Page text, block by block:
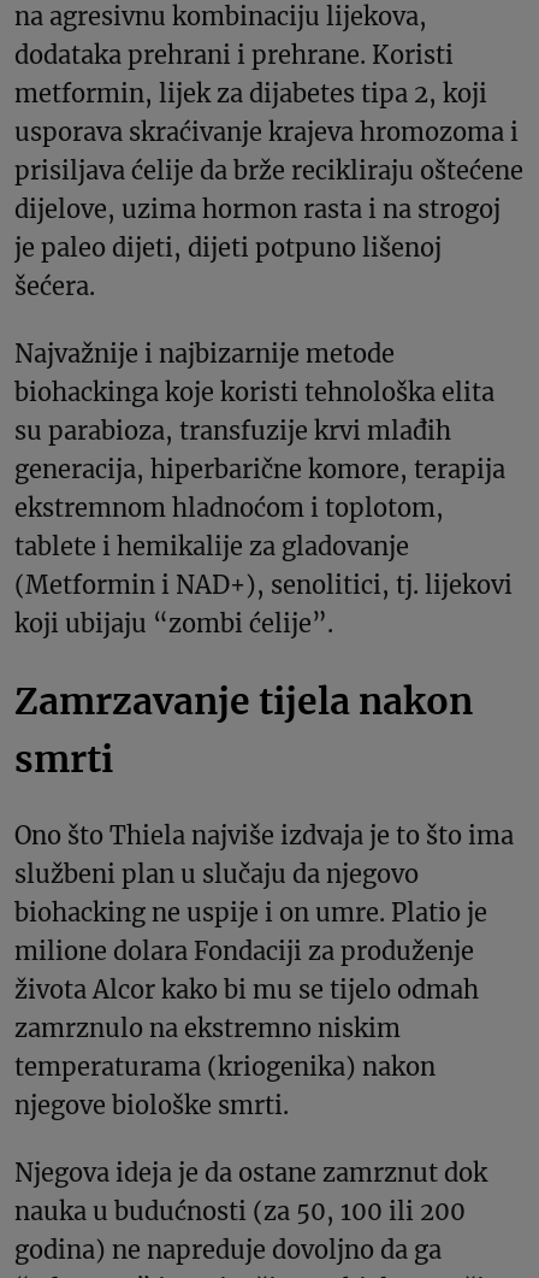
na agresivnu kombinaciju lijekova,
dodataka prehrani i prehrane. Koristi
metformin, lijek za dijabetes tipa 2, koji
usporava skraćivanje krajeva hromozoma i
prisiljava ćelije da brže recikliraju oštećene
dijelove, uzima hormon rasta i na strogoj
je paleo dijeti, dijeti potpuno lišenoj
šećera.
Najvažnije i najbizarnije metode
biohackinga koje koristi tehnološka elita
su parabioza, transfuzije krvi mlađih
generacija, hiperbarične komore, terapija
ekstremnom hladnoćom i toplotom,
tablete i hemikalije za gladovanje
(Metformin i NAD+), senolitici, tj. lijekovi
koji ubijaju “zombi ćelije”.
Zamrzavanje tijela nakon
smrti
Ono što Thiela najviše izdvaja je to što ima
službeni plan u slučaju da njegovo
biohacking ne uspije i on umre. Platio je
milione dolara Fondaciji za produženje
života Alcor kako bi mu se tijelo odmah
zamrznulo na ekstremno niskim
temperaturama (kriogenika) nakon
njegove biološke smrti.
Njegova ideja je da ostane zamrznut dok
nauka u budućnosti (za 50, 100 ili 200
godina) ne napreduje dovoljno da ga